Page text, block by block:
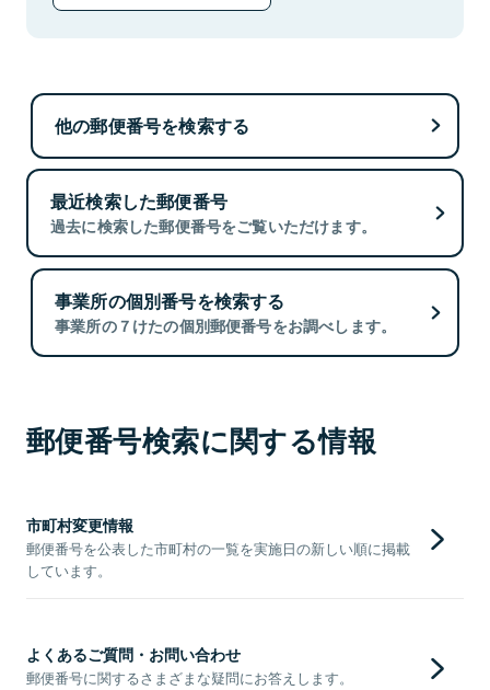
他の郵便番号を検索する
最近検索した郵便番号
過去に検索した郵便番号をご覧いただけます。
事業所の個別番号を検索する
事業所の７けたの個別郵便番号をお調べします。
郵便番号検索に関する情報
市町村変更情報
郵便番号を公表した市町村の一覧を実施日の新しい順に掲載
しています。
よくあるご質問・お問い合わせ
郵便番号に関するさまざまな疑問にお答えします。